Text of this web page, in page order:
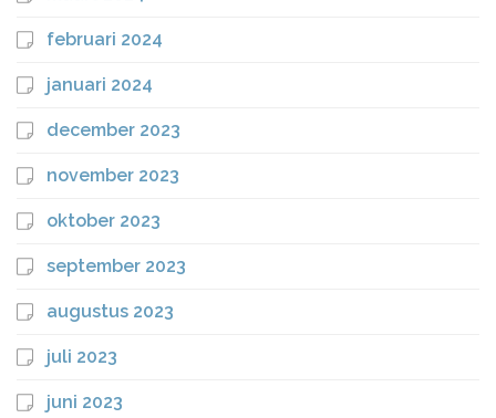
februari 2024
januari 2024
december 2023
november 2023
oktober 2023
september 2023
augustus 2023
juli 2023
juni 2023